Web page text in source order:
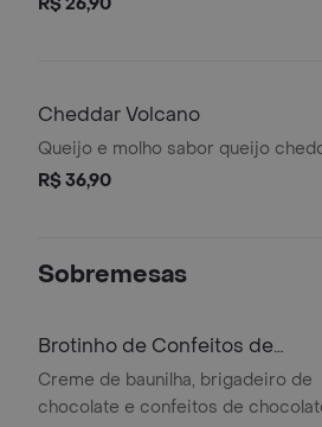
Cheddar Volcano
Queijo e molho sabor queijo
R$ 36,90
Sobremesas
Brotinho de Confeitos de
Chocolate
Creme de baunilha, brigadeiro de
chocolate e confeitos de